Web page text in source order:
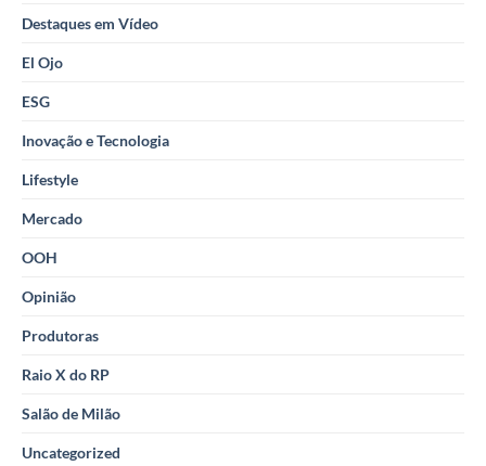
Destaques em Vídeo
El Ojo
ESG
Inovação e Tecnologia
Lifestyle
Mercado
OOH
Opinião
Produtoras
Raio X do RP
Salão de Milão
Uncategorized